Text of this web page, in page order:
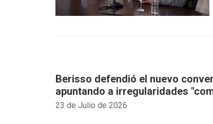
23 de Julio de 2026
Berisso defendió el nuevo
apuntando a irregularidades